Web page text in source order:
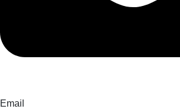
Email